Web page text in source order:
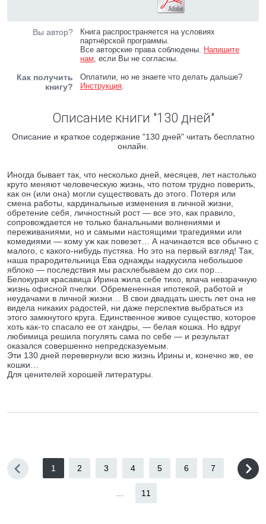
Вы автор?
Книга распространяется на условиях
партнёрской программы.
Все авторские права соблюдены. Напишите
нам, если Вы не согласны.
Как получить
книгу?
Оплатили, но не знаете что делать дальше?
Инструкция.
Описание книги "130 дней"
Описание и краткое содержание "130 дней" читать бесплатно
онлайн.
Иногда бывает так, что несколько дней, месяцев, лет настолько
круто меняют человеческую жизнь, что потом трудно поверить,
как он (или она) могли существовать до этого. Потеря или
смена работы, кардинальные изменения в личной жизни,
обретение себя, личностный рост — все это, как правило,
сопровождается не только банальными волнениями и
переживаниями, но и самыми настоящими трагедиями или
комедиями — кому уж как повезет… А начинается все обычно с
малого, с какого-нибудь пустяка. Но это на первый взгляд! Так,
наша прародительница Ева однажды надкусила небольшое
яблоко — последствия мы расхлебываем до сих пор…
Белокурая красавица Ирина жила себе тихо, влача невзрачную
жизнь офисной пчелки. Обремененная ипотекой, работой и
неудачами в личной жизни… В свои двадцать шесть лет она не
видела никаких радостей, ни даже перспектив выбраться из
этого замкнутого круга. Единственное живое существо, которое
хоть как-то спасало ее от хандры, — белая кошка. Но вдруг
любимица решила погулять сама по себе — и результат
оказался совершенно непредсказуемым.
Эти 130 дней перевернули всю жизнь Ирины и, конечно же, ее
кошки…
Для ценителей хорошей литературы.
1 2 3 4 5 6 7
11